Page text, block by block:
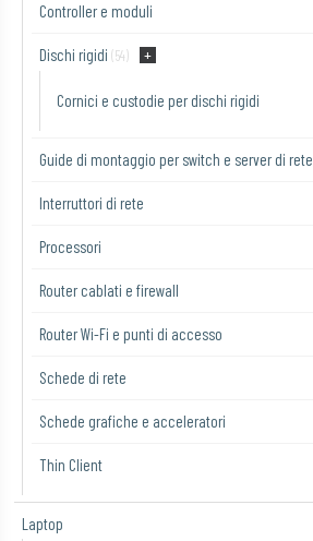
Controller e moduli
Dischi rigidi (54)
Cornici e custodie per dischi rigidi
Guide di montaggio per switch e server di rete
Interruttori di rete
Processori
Router cablati e firewall
Router Wi-Fi e punti di accesso
Schede di rete
Schede grafiche e acceleratori
Thin Client
Laptop